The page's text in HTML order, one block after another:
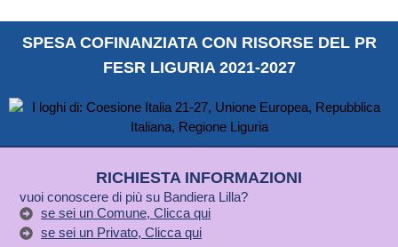
SPESA COFINANZIATA CON RISORSE DEL PR
FESR LIGURIA 2021-2027
RICHIESTA INFORMAZIONI
vuoi conoscere di più su Bandiera Lilla?
se sei un Comune, Clicca qui
se sei un Privato, Clicca qui